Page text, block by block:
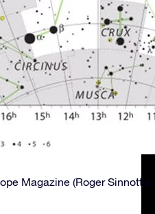
Magazine (Roger Sinnott